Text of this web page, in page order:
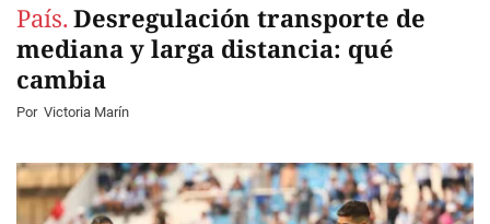
País. Desregulación transporte de
mediana y larga distancia: qué
cambia
Por Victoria Marín